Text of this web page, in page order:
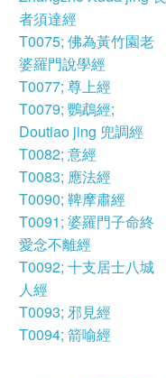
者須達經
T0075; 佛為黃竹園老
婆羅門說學經
T0077; 尊上經
T0079; 鸚鵡經;
Doutiao jing 兜調經
T0082; 意經
T0083; 應法經
T0090; 鞞摩肅經
T0091; 婆羅門子命終
愛念不離經
T0092; 十支居士八城
人經
T0093; 邪見經
T0094; 箭喻經